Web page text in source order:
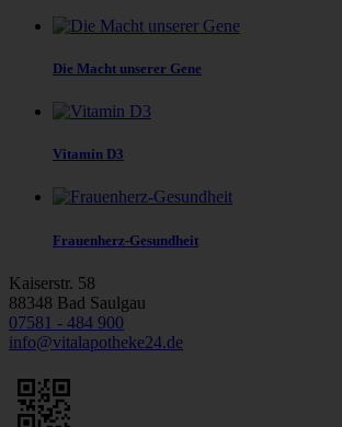
Die Macht unserer Gene
Vitamin D3
Frauenherz-Gesundheit
Kaiserstr. 58
88348 Bad Saulgau
07581 - 484 900
info@vitalapotheke24.de